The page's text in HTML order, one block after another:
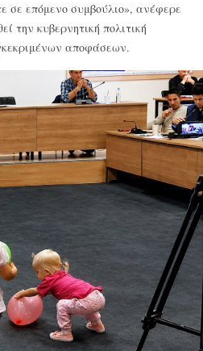
σε επόμενο συμβούλιο», ανέφερε
την κυβερνητική πολιτική
αποφάσεων.